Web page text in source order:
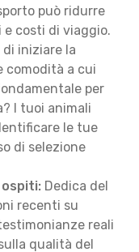
può ridurre
costi di viaggio.
di iniziare la
comodità a cui
per
I tuoi animali
le tue
di selezione
Dedica del
recenti su
reali
qualità del